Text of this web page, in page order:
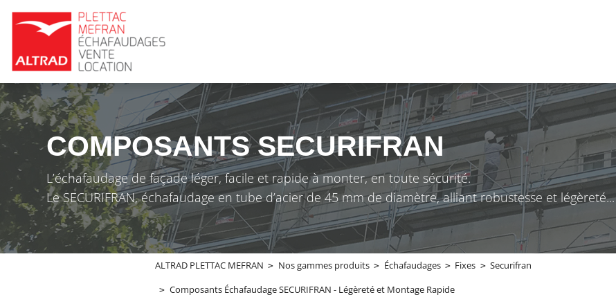
COMPOSANTS SECURIFRAN
L’échafaudage de façade léger, facile et rapide à monter, en toute sécurité.
Le SECURIFRAN, échafaudage en tube d’acier de 45 mm de diamètre, alliant robustesse et légèreté...
ALTRAD PLETTAC MEFRAN Nos gammes produits Échafaudages Fixes
Securifran
Composants Échafaudage SECURIFRAN - Légèreté et Montage Rapide
Panneau de gestion des cookies